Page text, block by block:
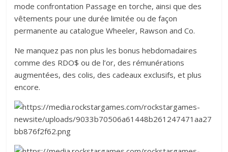
mode confrontation Passage en torche, ainsi que des
vêtements pour une durée limitée ou de façon
permanente au catalogue Wheeler, Rawson and Co.
Ne manquez pas non plus les bonus hebdomadaires
comme des RDO$ ou de l’or, des rémunérations
augmentées, des colis, des cadeaux exclusifs, et plus
encore.